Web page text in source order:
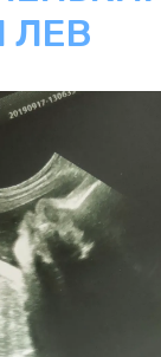
ЛЕВ